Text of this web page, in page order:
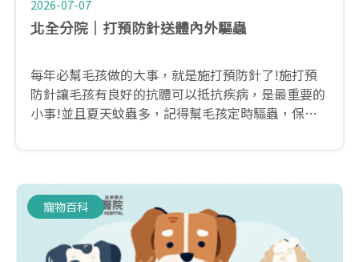
2026-07-07
北全分院｜打預防針送體內外驅蟲
每年必幫毛孩做的大事，就是施打預防針了!施打預
防針讓毛孩有良好的抗體可以抵抗疾病，是最重要的
小事!並且夏天蚊蟲多，記得幫毛孩定時驅蟲，保持
寵物百科